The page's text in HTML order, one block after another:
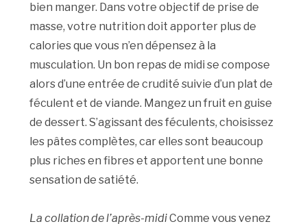
bien manger. Dans votre objectif de prise de
masse, votre nutrition doit apporter plus de
calories que vous n’en dépensez à la
musculation. Un bon repas de midi se compose
alors d’une entrée de crudité suivie d’un plat de
féculent et de viande. Mangez un fruit en guise
de dessert. S’agissant des féculents, choisissez
les pâtes complètes, car elles sont beaucoup
plus riches en fibres et apportent une bonne
sensation de satiété.
La collation de l’après-midiComme vous venez